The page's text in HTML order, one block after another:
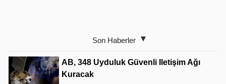
Son Haberler
AB, 348 Uyduluk Güvenli Iletişim Ağı
Kuracak